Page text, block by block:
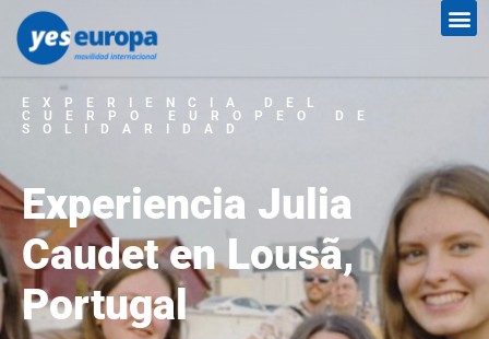
EXPERIENCIA DEL
CUERPO EUROPEO DE
SOLIDARIDAD
Experiencia Julia
Caudet en Lousã,
Portugal